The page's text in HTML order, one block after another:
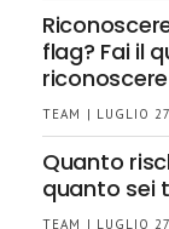
flag? Fai il
TEAM | LUGLIO
Quanto
quanto sei
TEAM | LUGLIO